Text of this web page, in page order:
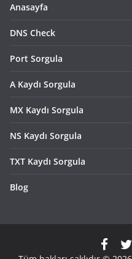
Anasayfa
DNS Check
Port Sorgula
A Kaydı Sorgula
MX Kaydı Sorgula
NS Kaydı Sorgula
TXT Kaydı Sorgula
Blog